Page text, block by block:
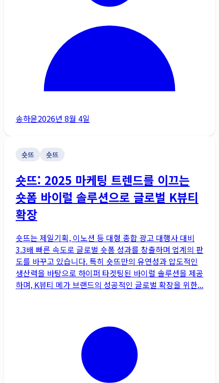
송하윤2026년 8월 4일
숏뜨 숏뜨
숏뜨: 2025 마케팅 트렌드를 이끄는
숏폼 바이럴 솔루션으로 글로벌 K뷰티
확장
숏뜨는 제일기획, 이노션 등 대형 종합 광고 대행사 대비
3.3배 빠른 속도로 글로벌 숏폼 성과를 창출하며 업계의 판
도를 바꾸고 있습니다. 특히 숏뜨만의 유연성과 압도적인
생산력을 바탕으로 하이퍼 타겟팅된 바이럴 솔루션을 제공
하며, K뷰티 메가 브랜드의 성공적인 글로벌 확장을 위한...